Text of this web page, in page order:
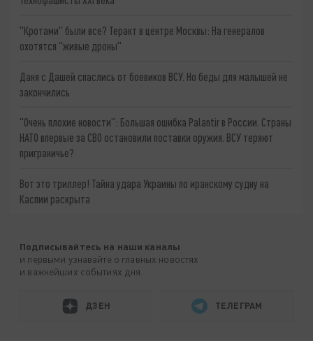
"Кротами" были все? Теракт в центре Москвы: На генералов
охотятся "живые дроны"
Даня с Дашей спаслись от боевиков ВСУ. Но беды для малышей не
закончились
"Очень плохие новости": Большая ошибка Palantir в России. Страны
НАТО впервые за СВО остановили поставки оружия. ВСУ теряют
приграничье?
Вот это триллер! Тайна удара Украины по иранскому судну на
Каспии раскрыта
Подписывайтесь на наши каналы
и первыми узнавайте о главных новостях
и важнейших событиях дня.
ДЗЕН ТЕЛЕГРАМ